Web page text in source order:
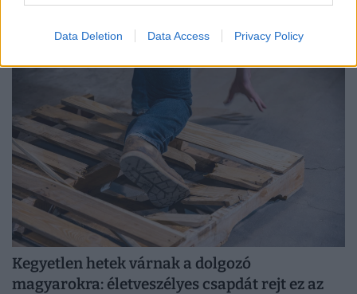
Data Deletion Data Access Privacy Policy
Egy jól időzített és megtervezett karrierszünet nemcsak a
vezetőt, hanem a vállalkozást is új pályára állíthatja.
Kegyetlen hetek várnak a dolgozó
magyarokra: életveszélyes csapdát rejt ez az